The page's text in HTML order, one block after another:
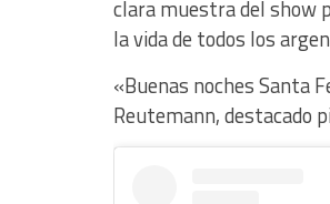
clara muestra del show
la vida de todos los
«Buenas noches Santa
Reutemann, destacado